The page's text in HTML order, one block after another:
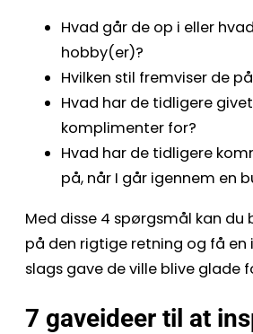
Hvad går de op i eller
hobby(er)?
Hvilken stil fremviser de
Hvad har de tidligere
komplimenter for?
Hvad har de tidligere
på, når I går igennem en
Med disse 4 spørgsmål kan du
på den rigtige retning og få en
slags gave de ville blive glade
7 gaveideer til at